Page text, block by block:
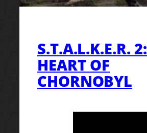
S.T.A.L.K.E.R. 2:
HEART OF
CHORNOBYL